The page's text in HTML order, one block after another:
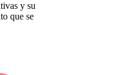
y su
que se